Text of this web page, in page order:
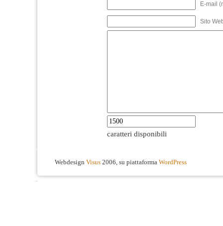
E-mail
Sito
caratteri disponibili
Webdesign Visus 2006, su piattaforma WordPress